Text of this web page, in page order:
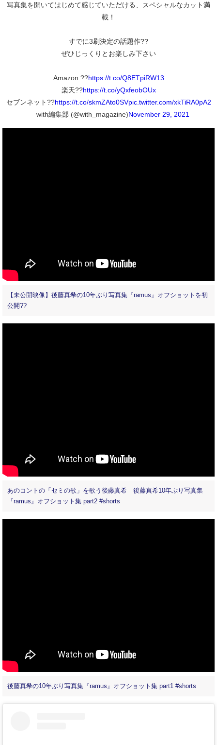
写真集を開いてはじめて感じていただける、スペシャルなカット満
載！
すでに3刷決定の話題作??
ぜひじっくりとお楽しみ下さい
Amazon ??https://t.co/Q8ETpiRW13
楽天??https://t.co/yQxfeobOUx
セブンネット??https://t.co/skmZAto0SVpic.twitter.com/xkTiRA0pA2
— with編集部 (@with_magazine)November 29, 2021
【未公開映像】後藤真希の10年ぶり写真集『ramus』オフショットを初
公開??
あのコントの「セミの歌」を歌う後藤真希 後藤真希10年ぶり写真集
『ramus』オフショット集 part2 #shorts
後藤真希の10年ぶり写真集『ramus』オフショット集 part1 #shorts